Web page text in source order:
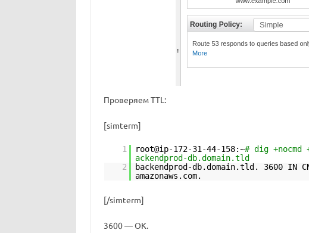
Проверяем TTL:
[simterm]
1 root@ip-172-31-44-158:~# dig +nocmd
ackendprod-db.domain.tld
2
backendprod-db.domain.tld. 3600 IN
amazonaws.com.
[/simterm]
3600 — ОК.